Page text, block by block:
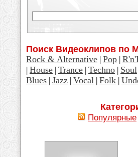
Поиск Видеоклипов по
Rock & Alternative | Pop |
| House | Trance | Techno | Soul
Blues | Jazz | Vocal | Folk |
Популярные